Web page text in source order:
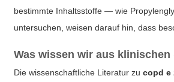
bestimmte Inhaltsstoffe — wie
untersuchen, weisen darauf hin, dass
Was wissen wir aus
Die wissenschaftliche Literatur zucopd e